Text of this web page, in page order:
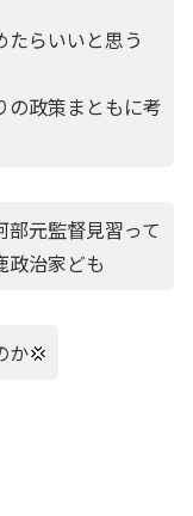
らいいと思う
の政策まともに考
元監督見習って
政治家ども
か💢